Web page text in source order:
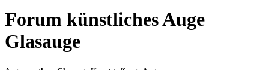
Forum künstliches Auge
Glasauge